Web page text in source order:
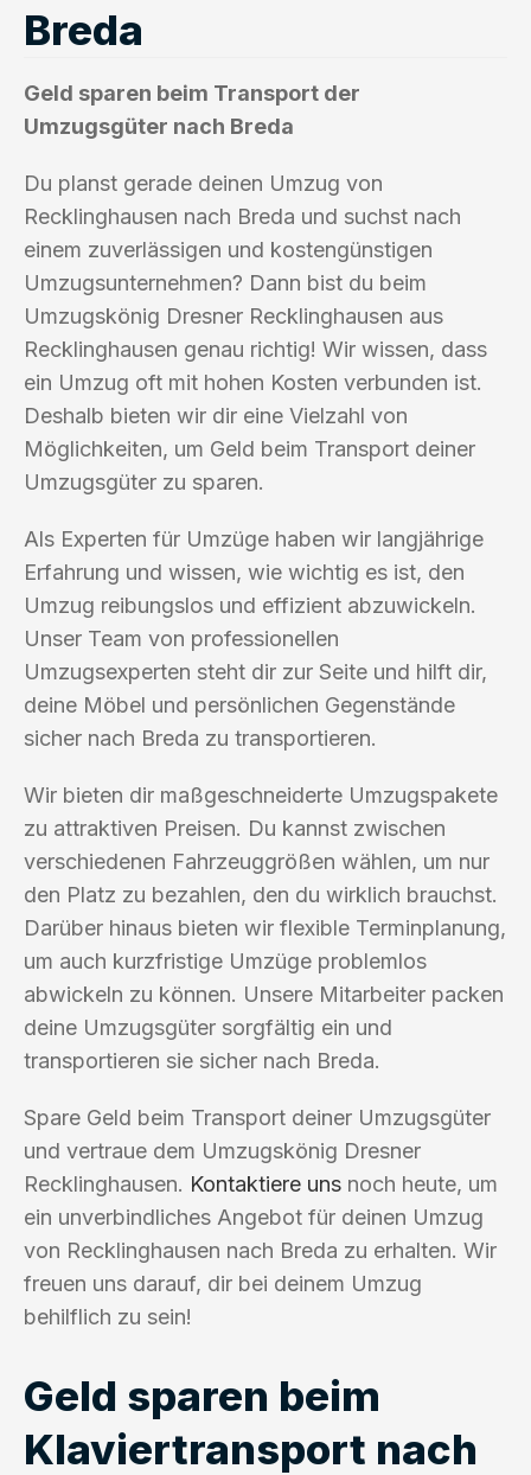
Breda
Geld sparen beim Transport der
Umzugsgüter nach Breda
Du planst gerade deinen Umzug von
Recklinghausen nach Breda und suchst nach
einem zuverlässigen und kostengünstigen
Umzugsunternehmen? Dann bist du beim
Umzugskönig Dresner Recklinghausen aus
Recklinghausen genau richtig! Wir wissen, dass
ein Umzug oft mit hohen Kosten verbunden ist.
Deshalb bieten wir dir eine Vielzahl von
Möglichkeiten, um Geld beim Transport deiner
Umzugsgüter zu sparen.
Als Experten für Umzüge haben wir langjährige
Erfahrung und wissen, wie wichtig es ist, den
Umzug reibungslos und effizient abzuwickeln.
Unser Team von professionellen
Umzugsexperten steht dir zur Seite und hilft dir,
deine Möbel und persönlichen Gegenstände
sicher nach Breda zu transportieren.
Wir bieten dir maßgeschneiderte Umzugspakete
zu attraktiven Preisen. Du kannst zwischen
verschiedenen Fahrzeuggrößen wählen, um nur
den Platz zu bezahlen, den du wirklich brauchst.
Darüber hinaus bieten wir flexible Terminplanung,
um auch kurzfristige Umzüge problemlos
abwickeln zu können. Unsere Mitarbeiter packen
deine Umzugsgüter sorgfältig ein und
transportieren sie sicher nach Breda.
Spare Geld beim Transport deiner Umzugsgüter
und vertraue dem Umzugskönig Dresner
Recklinghausen. Kontaktiere uns noch heute, um
ein unverbindliches Angebot für deinen Umzug
von Recklinghausen nach Breda zu erhalten. Wir
freuen uns darauf, dir bei deinem Umzug
behilflich zu sein!
Geld sparen beim
Klaviertransport nach